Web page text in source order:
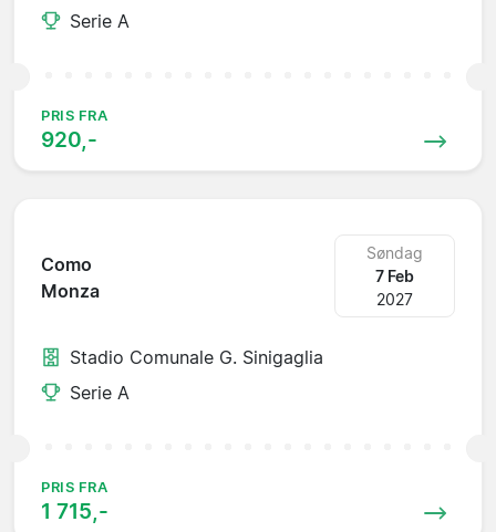
Serie A
PRIS FRA
920,-
Como
Monza
Søndag
7 Feb
2027
Stadio Comunale G. Sinigaglia
Serie A
PRIS FRA
1 715,-